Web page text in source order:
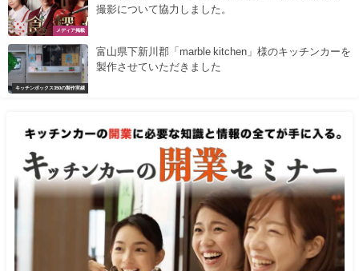
メディア掲載
撮影について協力しました。
キッチンボックス350の製作実績
富山県下新川郡「marble kitchen」様のキッチンカーを
製作させていただきました